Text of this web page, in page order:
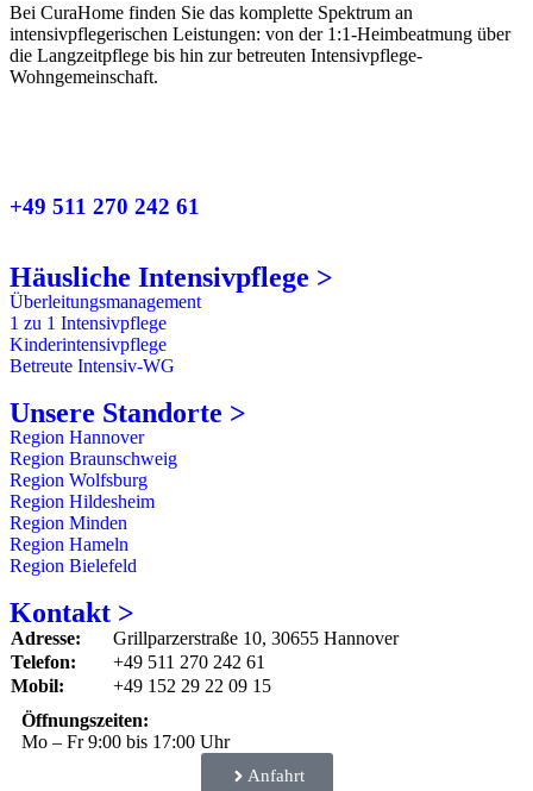
Bei CuraHome finden Sie das komplette Spektrum an
intensivpflegerischen Leistungen: von der 1:1-Heimbeatmung über
die Langzeitpflege bis hin zur betreuten Intensivpflege-
Wohngemeinschaft.
+49 511 270 242 61
Häusliche Intensivpflege >
Überleitungsmanagement
1 zu 1 Intensivpflege
Kinderintensivpflege
Betreute Intensiv-WG
Unsere Standorte >
Region Hannover
Region Braunschweig
Region Wolfsburg
Region Hildesheim
Region Minden
Region Hameln
Region Bielefeld
Kontakt >
Adresse:
Grillparzerstraße 10, 30655 Hannover
Telefon:
+49 511 270 242 61
Mobil:
+49 152 29 22 09 15
Öffnungszeiten:
Mo – Fr 9:00 bis 17:00 Uhr
Anfahrt